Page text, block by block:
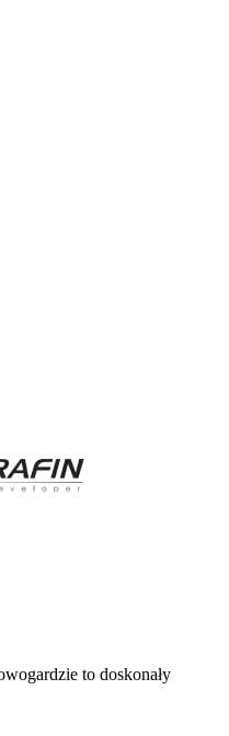
to doskonały